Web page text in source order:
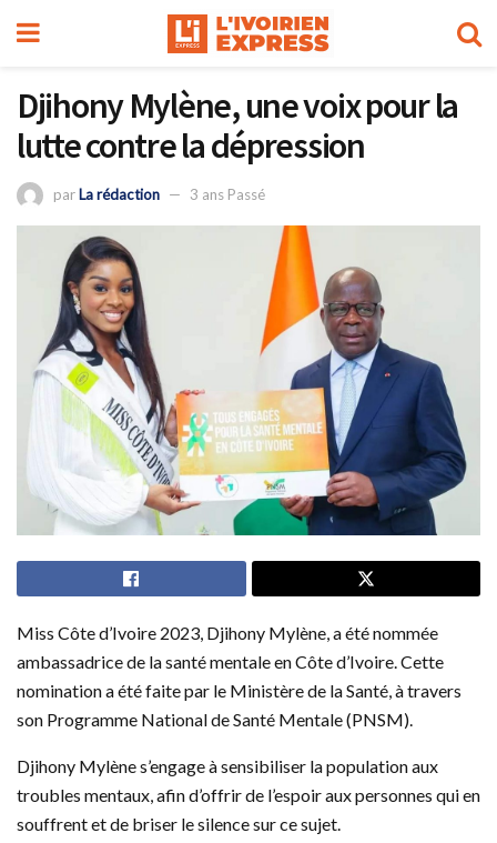
Djihony Mylène, une voix pour la
lutte contre la dépression
parLa rédaction 3 ans Passé
Miss Côte d’Ivoire 2023, Djihony Mylène, a été nommée
ambassadrice de la santé mentale en Côte d’Ivoire. Cette
nomination a été faite par le Ministère de la Santé, à travers
son Programme National de Santé Mentale (PNSM).
Djihony Mylène s’engage à sensibiliser la population aux
troubles mentaux, afin d’offrir de l’espoir aux personnes qui en
souffrent et de briser le silence sur ce sujet.